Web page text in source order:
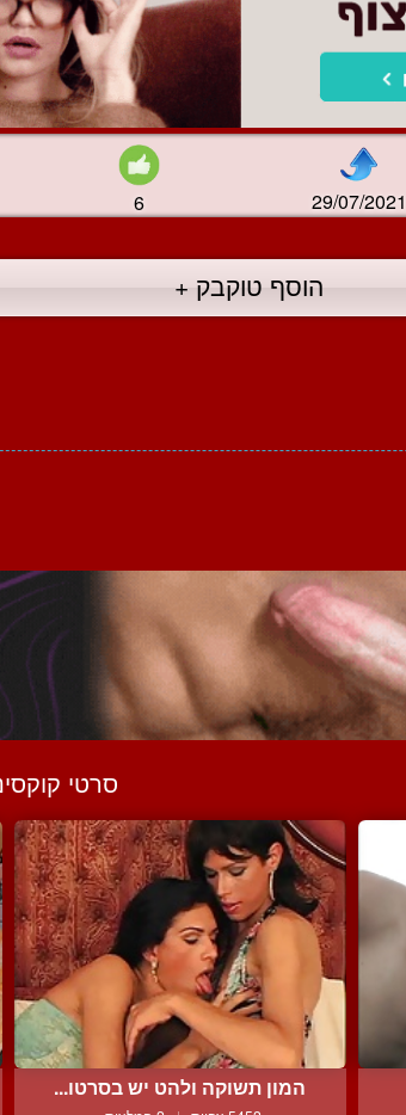
6 29/07/2021
הוסף טוקבק +
סרטי
המון תשוקה ולהט יש בסרטו...